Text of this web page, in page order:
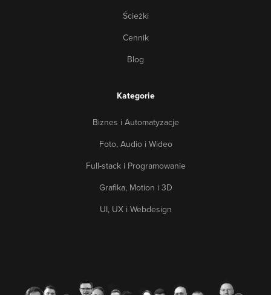
Ścieżki
Cennik
Blog
Kategorie
Biznes i Automatyzacje
Foto, Audio i Wideo
Full-stack i Programowanie
Grafika, Motion i 3D
UI, UX i Webdesign